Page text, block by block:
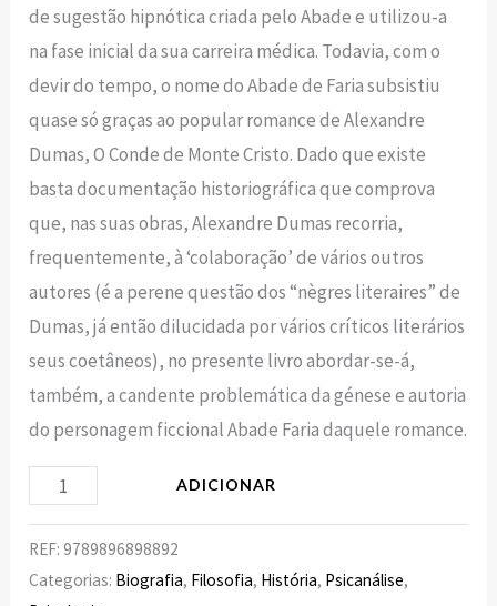
de sugestão hipnótica criada pelo Abade e utilizou-a
na fase inicial da sua carreira médica. Todavia, com o
devir do tempo, o nome do Abade de Faria subsistiu
quase só graças ao popular romance de Alexandre
Dumas, O Conde de Monte Cristo. Dado que existe
basta documentação historiográfica que comprova
que, nas suas obras, Alexandre Dumas recorria,
frequentemente, à ‘colaboração’ de vários outros
autores (é a perene questão dos “nègres literaires” de
Dumas, já então dilucidada por vários críticos literários
seus coetâneos), no presente livro abordar-se-á,
também, a candente problemática da génese e autoria
do personagem ficcional Abade Faria daquele romance.
ADICIONAR
REF:9789896898892
Categorias: Biografia, Filosofia, História, Psicanálise,